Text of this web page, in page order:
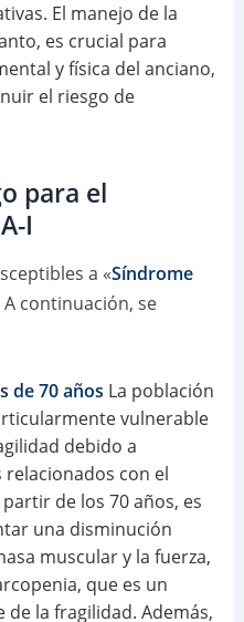
El manejo de la
es crucial para
y física del anciano,
el riesgo de
para el
I
a «Síndrome
A continuación, se
de 70 años La población
vulnerable
debido a
con el
de los 70 años, es
una disminución
muscular y la fuerza,
que es un
de la fragilidad. Además,